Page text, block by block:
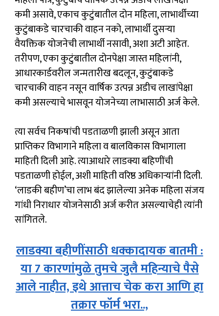
कमी असावे, एकाच कुटुंबातील दोन महिला, लाभार्थीच्या
कुटुंबाकडे चारचाकी वाहन नको, लाभार्थी दुसऱ्या
वैयक्तिक योजनेची लाभार्थी नसावी, अशा अटी आहेत.
तरीपण, एका कुटुंबातील दोनपेक्षा जास्त महिलांनी,
आधारकार्डवरील जन्मतारीख बदलून, कुटुंबाकडे
चारचाकी वाहन नसून वार्षिक उत्पन्न अडीच लाखांपेक्षा
कमी असल्याचे भासवून योजनेच्या लाभासाठी अर्ज केले.
त्या सर्वच निकषांची पडताळणी झाली असून आता
प्राप्तिकर विभागाने महिला व बालविकास विभागाला
माहिती दिली आहे. त्याआधारे लाडक्या बहिणींची
पडताळणी होईल, अशी माहिती वरिष्ठ अधिकाऱ्यांनी दिली.
‘लाडकी बहीण’चा लाभ बंद झालेल्या अनेक महिला संजय
गांधी निराधार योजनेसाठी अर्ज करीत असल्याचेही त्यांनी
सांगितले.
लाडक्या बहीणींसाठी धक्कादायक बातमी :
या 7 कारणांमुळे तुमचे जुलै महिन्याचे पैसे
आले नाहीत, इथे आत्ताच चेक करा आणि हा
तक्रार फॉर्म भरा..,